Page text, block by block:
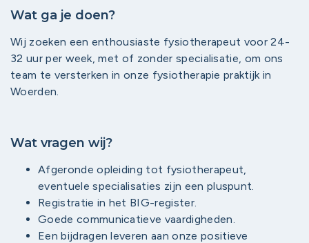
Wat ga je doen?
Wij zoeken een enthousiaste fysiotherapeut voor 24-
32 uur per week, met of zonder specialisatie, om ons
team te versterken in onze fysiotherapie praktijk in
Woerden.
Wat vragen wij?
Afgeronde opleiding tot fysiotherapeut,
eventuele specialisaties zijn een pluspunt.
Registratie in het BIG-register.
Goede communicatieve vaardigheden.
Een bijdragen leveren aan onze positieve